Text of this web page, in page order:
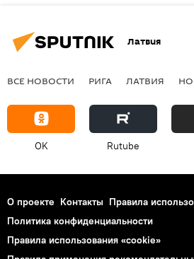
Латвия
ВСЕ НОВОСТИ РИГА ЛАТВИЯ
OK Rutube
О проекте Контакты Правила
Политика конфиденциальности
Правила использования «cookie»